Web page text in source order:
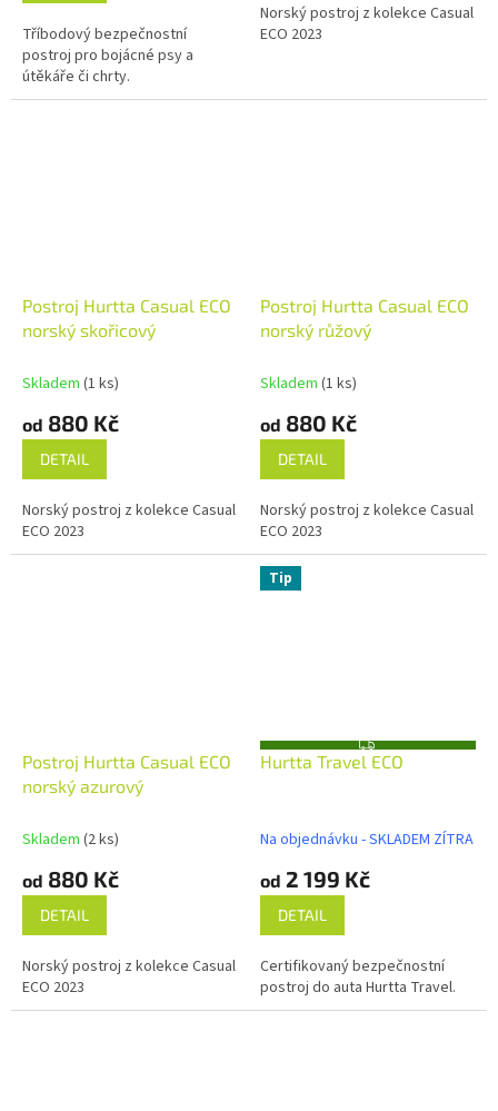
Tříbodový bezpečnostní
postroj pro bojácné psy a
útěkáře či chrty.
Norský postroj z kolekce Casual
ECO 2023
Postroj Hurtta Casual ECO
norský skořicový
Skladem (1 ks)
od 880 Kč
DETAIL
Norský postroj z kolekce Casual
ECO 2023
Postroj Hurtta Casual ECO
norský růžový
Skladem (1 ks)
od 880 Kč
DETAIL
Norský postroj z kolekce Casual
ECO 2023
Postroj Hurtta Casual ECO
norský azurový
Skladem (2 ks)
od 880 Kč
DETAIL
Norský postroj z kolekce Casual
ECO 2023
Tip
Z
D
Hurtta Travel ECO
Na objednávku - SKLADEM ZÍTRA
od 2 199 Kč
DETAIL
Certifikovaný bezpečnostní
postroj do auta Hurtta Travel.